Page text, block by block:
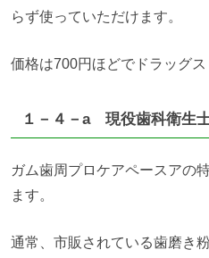
らず使っていただけます。
価格は700円ほどでドラッグス
１－４－a 現役歯科衛生
ガム歯周プロケアペースアの
ます。
通常、市販されている歯磨き